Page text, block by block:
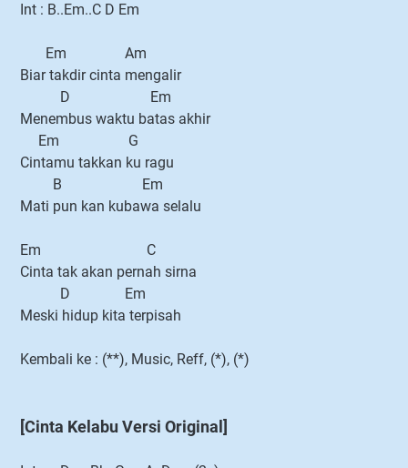
Int : B..Em..C D Em
Em Am
Biar takdir cinta mengalir
D Em
Menembus waktu batas akhir
Em G
Cintamu takkan ku ragu
B Em
Mati pun kan kubawa selalu
Em C
Cinta tak akan pernah sirna
D Em
Meski hidup kita terpisah
Kembali ke : (**), Music, Reff, (*), (*)
[Cinta Kelabu Versi Original]